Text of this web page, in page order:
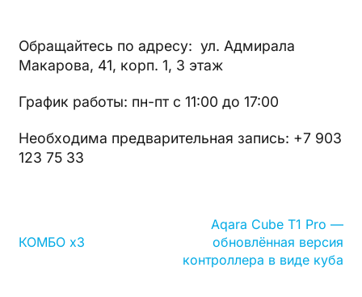
Обращайтесь по адресу: ул. Адмирала
Макарова, 41, корп. 1, 3 этаж
График работы: пн-пт с 11:00 до 17:00
Необходима предварительная запись: +7 903
123 75 33
КОМБО х3
Aqara Cube T1 Pro —
обновлённая версия
контроллера в виде куба